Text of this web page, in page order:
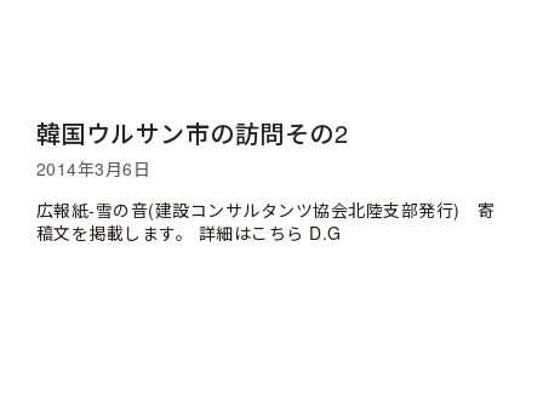
韓国ウルサン市の訪問その2
2014年3月6日
広報紙-雪の音(建設コンサルタンツ協会北陸支部発行) 寄
稿文を掲載します。 詳細はこちら D.G